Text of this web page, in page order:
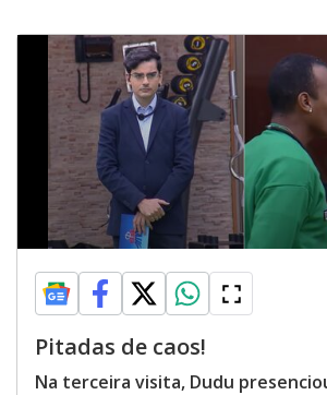
Pitadas de caos!
Na terceira visita, Dudu